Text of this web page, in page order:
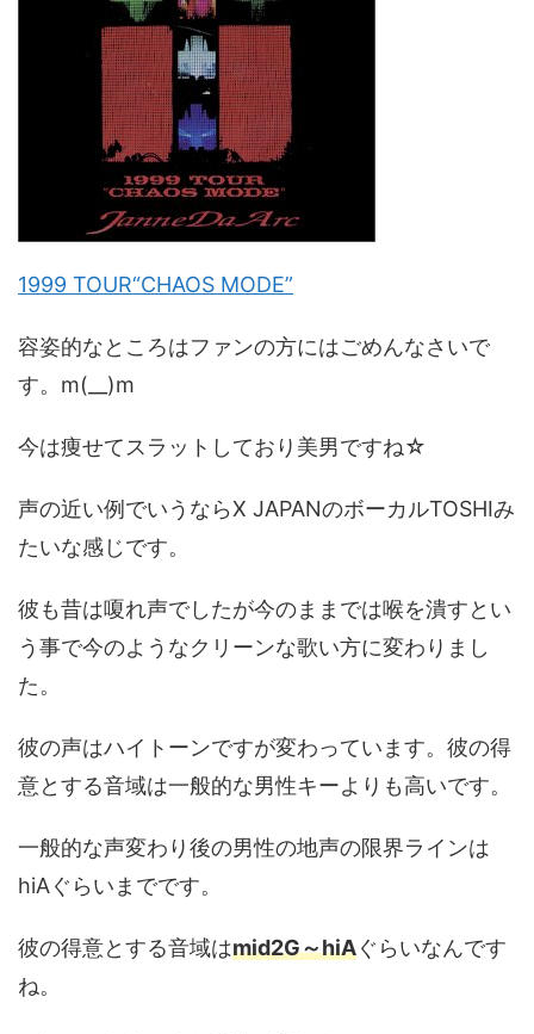
1999 TOUR“CHAOS MODE”
容姿的なところはファンの方にはごめんなさいで
す。m(__)m
今は痩せてスラットしており美男ですね☆
声の近い例でいうならX JAPANのボーカルTOSHIみ
たいな感じです。
彼も昔は嗄れ声でしたが今のままでは喉を潰すとい
う事で今のようなクリーンな歌い方に変わりまし
た。
彼の声はハイトーンですが変わっています。彼の得
意とする音域は一般的な男性キーよりも高いです。
一般的な声変わり後の男性の地声の限界ラインは
hiAぐらいまでです。
彼の得意とする音域はmid2G～hiAぐらいなんです
ね。